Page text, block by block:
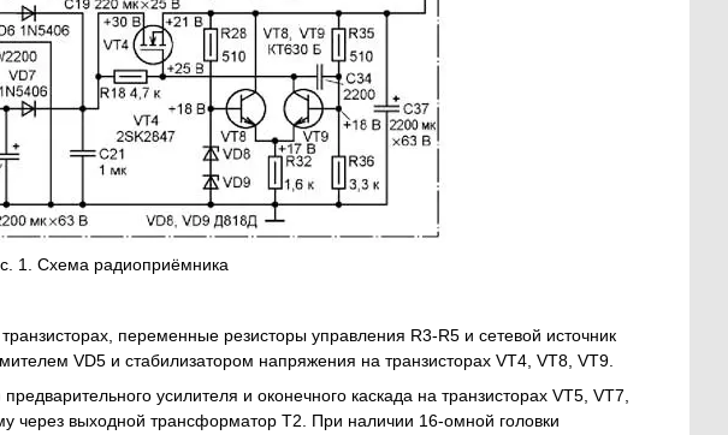
1. Схема радиоприёмника
переменные резисторы управления R3-R5 и сетевой источник
VD5 и стабилизатором напряжения на транзисторах VT4, VT8, VT9.
усилителя и оконечного каскада на транзисторах VT5, VT7,
через выходной трансформатор Т2. При наличии 16-омной головки